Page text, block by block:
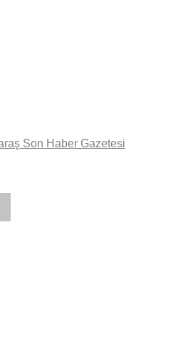
Son Haber Gazetesi